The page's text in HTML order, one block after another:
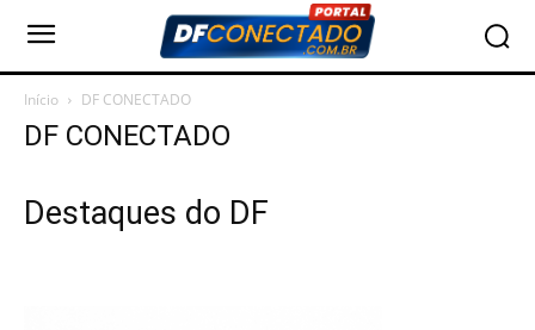
Início DF CONECTADO
DF CONECTADO
Destaques do DF